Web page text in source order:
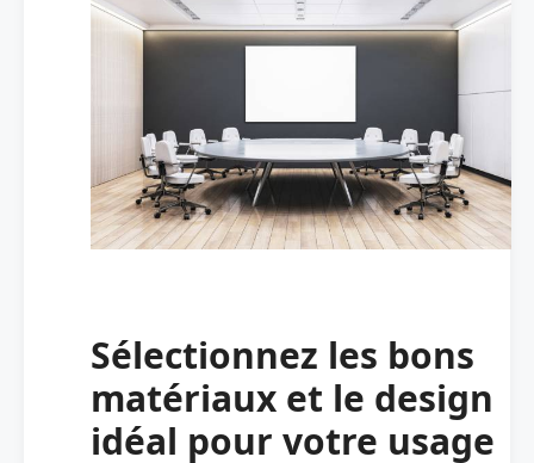
Sélectionnez les bons
matériaux et le design
idéal pour votre usage